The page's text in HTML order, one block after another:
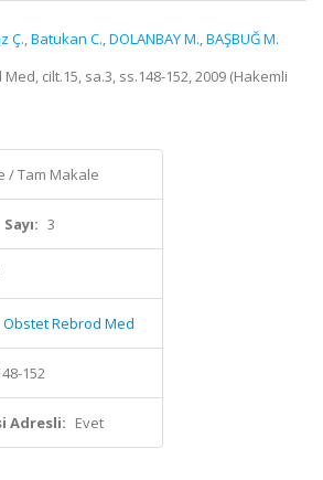
Ç.,Batukan C.,DOLANBAY M.,BAŞBUĞ M.
cilt.15, sa.3, ss.148-152, 2009 (Hakemli
/ Tam Makale
Sayı: 3
Rebrod Med
152
Adresli: Evet